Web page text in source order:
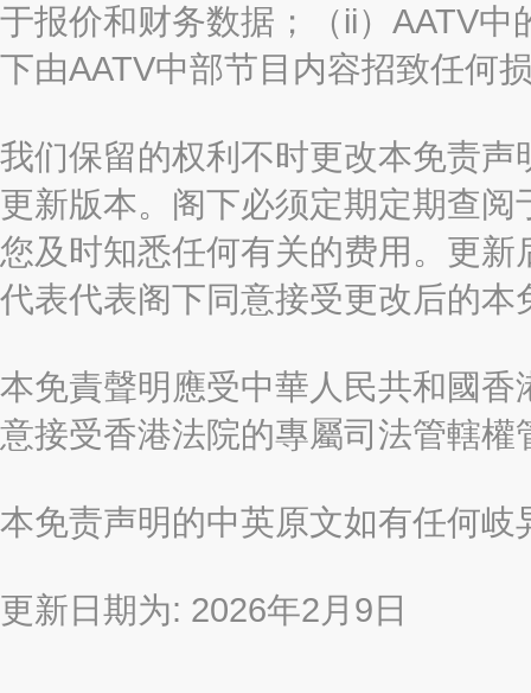
于报价和财务数据；（ii）AATV
下由AATV中部节目内容招致任何
我们保留的权利不时更改本免责
更新版本。阁下必须定期定期查
您及时知悉任何有关的费用。更
代表代表阁下同意接受更改后的本
本免責聲明應受中華人民共和國
意接受香港法院的專屬司法管轄權
本免责声明的中英原文如有任何
更新日期为: 2026年2月9日